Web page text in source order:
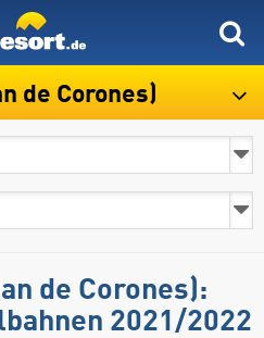
de Corones)
de Corones):
2021/2022